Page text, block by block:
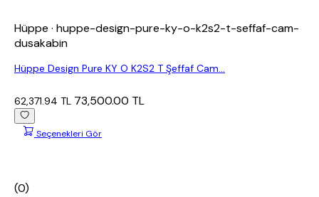
Hüppe · huppe-design-pure-ky-o-k2s2-t-seffaf-cam-
dusakabin
Hüppe Design Pure KY O K2S2 T Şeffaf Cam...
62,371.94 TL 73,500.00 TL
Seçenekleri Gör
(0)